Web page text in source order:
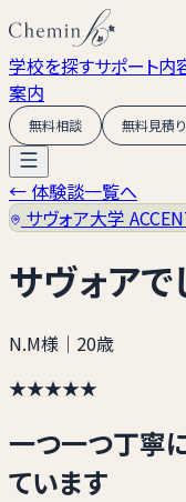
学校を探すサポート内
案内
無料相談 無料見積り
← 体験談一覧へ
サヴォア大学
サヴォアで
N.M様 ｜20歳
★★★★★
一つ一つ丁寧
ています